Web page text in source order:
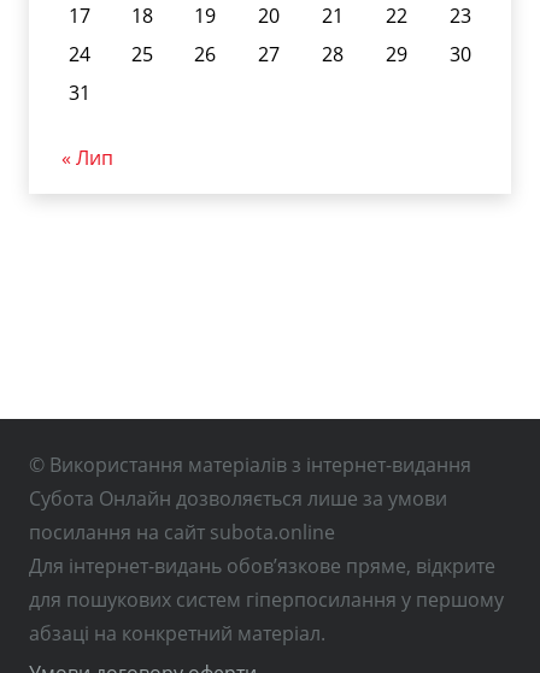
17
18 19 20 21 22
23
24
25 26 27 28 29
30
31
« Лип
© Використання матеріалів з інтернет-видання
Субота Онлайн дозволяється лише за умови
посилання на сайт subota.online
Для інтернет-видань обов’язкове пряме, відкрите
для пошукових систем гіперпосилання у першому
абзаці на конкретний матеріал.